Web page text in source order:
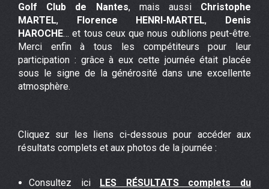
Golf Club de Nantes, mais aussi Christophe
MARTEL, Florence HENRI-MARTEL, Denis
HAROCHE… et tous ceux que nous oublions peut-être.
Merci enfin à tous les compétiteurs pour leur
participation : grâce à eux cette journée était placée
sous le signe de la générosité dans une excellente
atmosphère.
Cliquez sur les liens ci-dessous pour accéder aux
résultats complets et aux photos de la journée :
Consultez ici LES RÉSULTATS complets du